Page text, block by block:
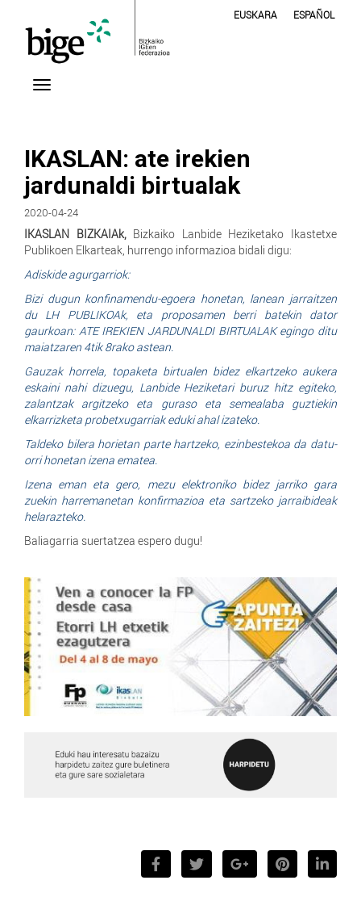
EUSKARA ESPAÑOL
IKASLAN: ate irekien
jardunaldi birtualak
2020-04-24
IKASLAN BIZKAIAk, Bizkaiko Lanbide Heziketako Ikastetxe
Publikoen Elkarteak, hurrengo informazioa bidali digu:
Adiskide agurgarriok:
Bizi dugun konfinamendu-egoera honetan, lanean jarraitzen
du LH PUBLIKOAk, eta proposamen berri batekin dator
gaurkoan: ATE IREKIEN JARDUNALDI BIRTUALAK egingo ditu
maiatzaren 4tik 8rako astean.
Gauzak horrela, topaketa birtualen bidez elkartzeko aukera
eskaini nahi dizuegu, Lanbide Heziketari buruz hitz egiteko,
zalantzak argitzeko eta guraso eta semealaba guztiekin
elkarrizketa probetxugarriak eduki ahal izateko.
Taldeko bilera horietan parte hartzeko, ezinbestekoa da datu-
orri honetan izena ematea.
Izena eman eta gero, mezu elektroniko bidez jarriko gara
zuekin harremanetan konfirmazioa eta sartzeko jarraibideak
helarazteko.
Baliagarria suertatzea espero dugu!